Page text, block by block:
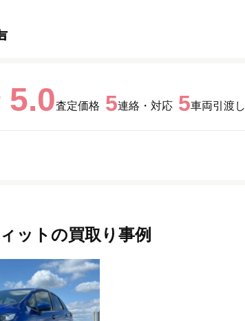
5.0査定価格 5連絡・対応 5車両引渡し
ット の買取り事例